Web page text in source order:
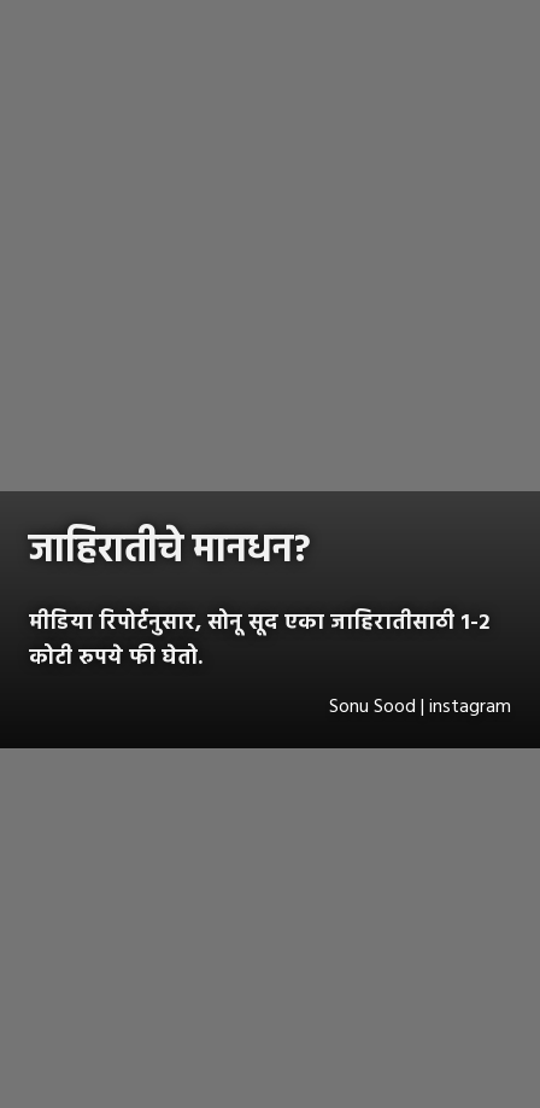
जाहिरातीचे मानधन?
मीडिया रिपोर्टनुसार, सोनू सूद एका जाहिरातीसाठी 1-2
कोटी रुपये फी घेतो.
Sonu Sood | instagram